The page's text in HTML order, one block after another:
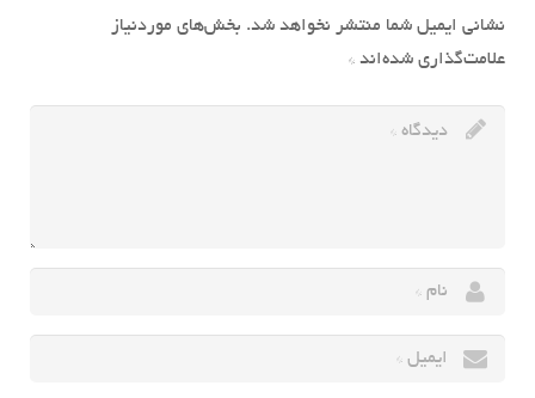
نشانی ایمیل شما منتشر نخواهد شد. بخش‌های موردنیاز
علامت‌گذاری شده‌اند *